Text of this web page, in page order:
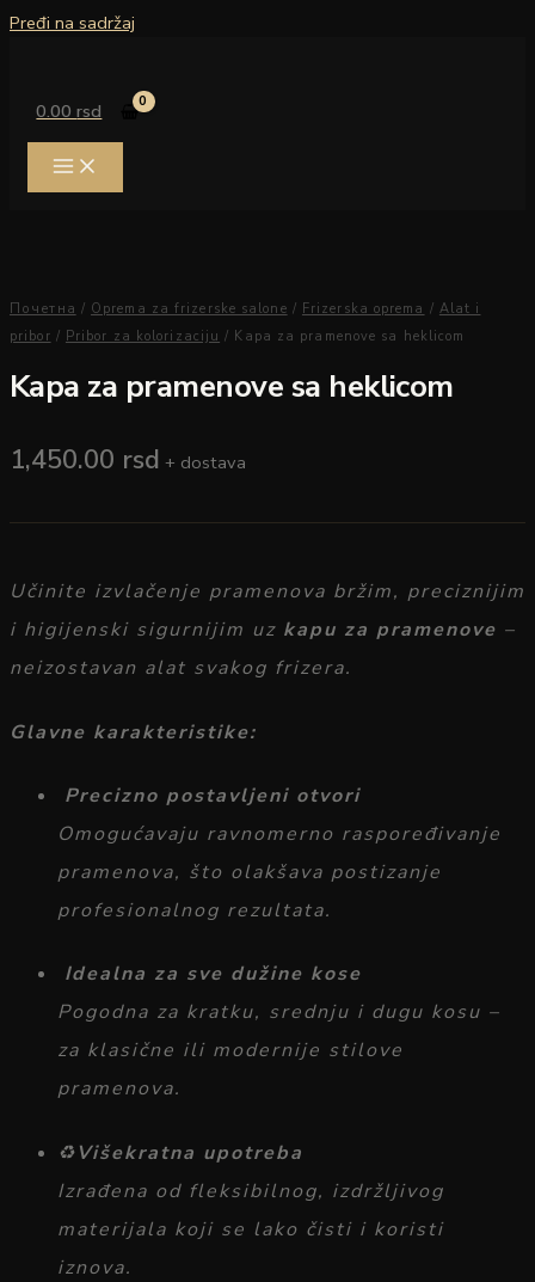
Pređi na sadržaj
0.00rsd
Почетна / Oprema za frizerske salone / Frizerska oprema / Alat i
pribor / Pribor za kolorizaciju / Kapa za pramenove sa heklicom
Kapa za pramenove sa heklicom
1,450.00 rsd + dostava
Učinite izvlačenje pramenova bržim, preciznijim
i higijenski sigurnijim uz kapu za pramenove –
neizostavan alat svakog frizera.
Glavne karakteristike:
Precizno postavljeni otvori
Omogućavaju ravnomerno raspoređivanje
pramenova, što olakšava postizanje
profesionalnog rezultata.
Idealna za sve dužine kose
Pogodna za kratku, srednju i dugu kosu –
za klasične ili modernije stilove
pramenova.
♻️Višekratna upotreba
Izrađena od fleksibilnog, izdržljivog
materijala koji se lako čisti i koristi
iznova.